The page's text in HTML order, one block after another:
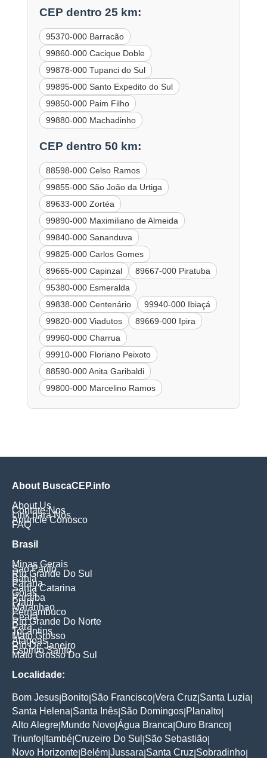
CEP dentro 25 km:
95370-000 Barracão
99860-000 Cacique Doble
99878-000 Tupanci do Sul
99895-000 Santo Expedito do Sul
99850-000 Paim Filho
99880-000 Machadinho
CEP dentro 50 km:
88598-000 Celso Ramos
99855-000 São João da Urtiga
89633-000 Zortéa
99890-000 Maximiliano de Almeida
99840-000 Sananduva
99825-000 Carlos Gomes
89665-000 Capinzal
89667-000 Piratuba
95380-000 Esmeralda
99838-000 Centenário
99940-000 Ibiaçá
99820-000 Viadutos
89669-000 Ipira
99960-000 Charrua
99910-000 Floriano Peixoto
88590-000 Anita Garibaldi
99800-000 Marcelino Ramos
About BuscaCEP.info
About Us
Contate-Nos
Link para Nós
Anuncie Conosco
FAQ
Brasil
Minas Gerais
Sao Paulo
Rio Grande Do Sul
Bahia
Parana
Santa Catarina
Goias
Paraiba
Piaui
Maranhao
Pernambuco
Ceara
Rio Grande Do Norte
Para
Tocantins
Mato Grosso
Alagoas
Rio De Janeiro
Espirito Santo
Mato Grosso Do Sul
Localidade:
Bom Jesus Bonito São Francisco Vera Cruz Santa Luzia
Santa Helena Santa Inês São Domingos Planalto
Alto Alegre Mundo Novo Água Branca Ouro Branco
Triunfo Itambé Cruzeiro Do Sul São Sebastião
Novo Horizonte Belém Jussara Santa Cruz Sobradinho